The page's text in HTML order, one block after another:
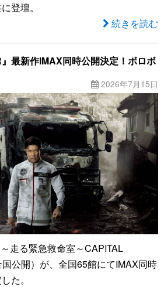
登壇。
続きを読む
最新作IMAX同時公開決定！ボロボ
2026年7月15日
走る緊急救命室～CAPITAL
公開）が、全国65館にてIMAX同時
た。